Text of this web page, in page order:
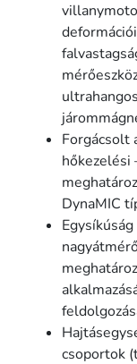
Forgácsolt
hőkezelési
DynaMIC
csoportok